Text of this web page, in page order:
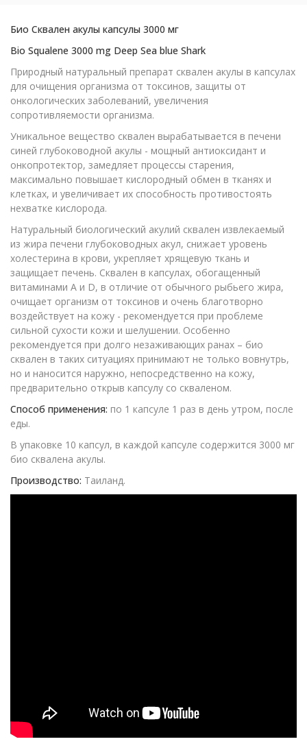
Био Сквален акулы капсулы 3000 мг
Bio Squalene 3000 mg Deep Sea blue Shark
Природный натуральный препарат сквален акулы в капсулах
для очищения организма от токсинов, защиты от
онкологических заболеваний, увеличения
сопротивляемости организма.
Уникальное вещество сквален вырабатывается в печени
синей глубоководной акулы - мощный антиоксидант и
онкопротектор, замедляет процессы старения,
максимально повышает кислородный обмен в тканях и
клетках, и увеличивает их способность противостоять
нехватке кислорода.
Натуральный биологический акулий сквален извлекаемый
из жира печени глубоководных акул, снижает уровень
холестерина в крови, укрепляет хрящевую ткань и
защищает печень. Сквален в капсулах, обогащенный
витаминами А и D, в отличие от обычного рыбьего жира,
очищает организм от токсинов и очень благотворно
воздействует на кожу - рекомендуется при проблеме
сильной сухости кожи и шелушении. Особенно
рекомендуется при долго незаживающих ранах – био
сквален в таких ситуациях принимают не только вовнутрь,
но и наносится наружно, непосредственно на кожу,
предварительно открыв капсулу со скваленом.
Способ применения: по 1 капсуле 1 раз в день утром, после
еды.
В упаковке 10 капсул, в каждой капсуле содержится 3000 мг
био сквалена акулы.
Производство: Таиланд.